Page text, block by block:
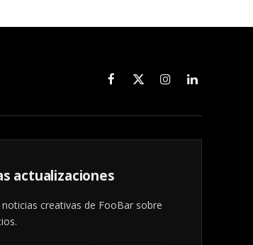
Facebook
X
InstagramLinkedIn
actualizaciones
creativas de FooBar sobre